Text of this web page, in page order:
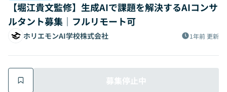
【堀江貴文監修】生成AIで課題を解決するAIコンサ
ルタント募集｜フルリモート可
ホリエモンAI学校株式会社 1年前 更新
募集停止中